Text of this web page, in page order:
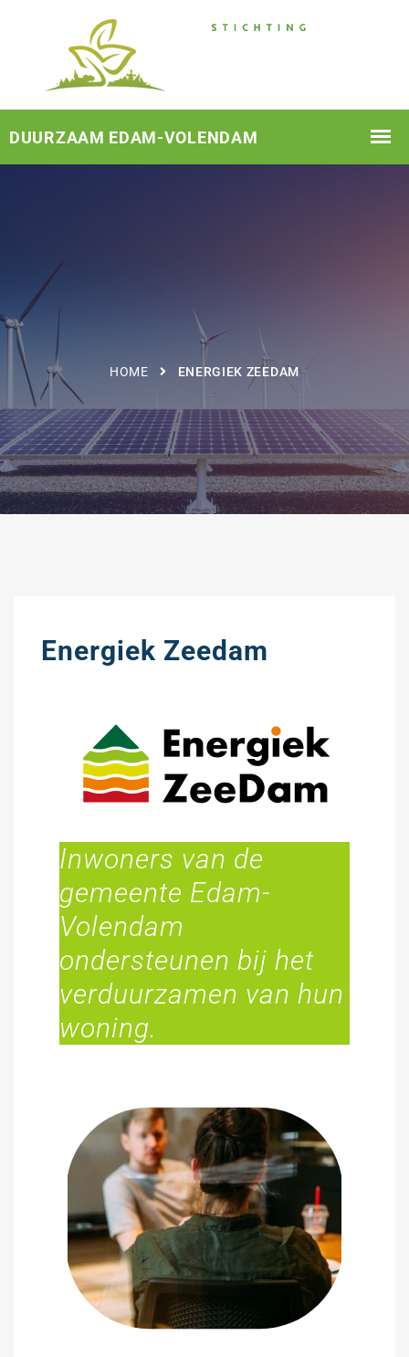
HOME ENERGIEK ZEEDAM
Energiek Zeedam
Inwoners van de
gemeente Edam-
Volendam
ondersteunen bij het
verduurzamen van hun
woning.